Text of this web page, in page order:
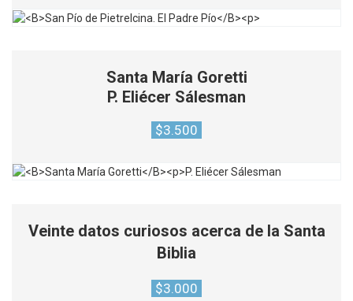
Santa María Goretti
P. Eliécer Sálesman
$3.500
Veinte datos curiosos acerca de la Santa
Biblia
$3.000